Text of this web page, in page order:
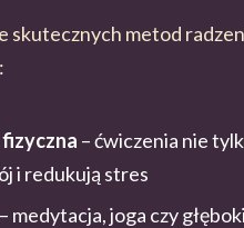
skutecznych metod
– ćwiczenia nie
i redukują stres
– medytacja, joga czy